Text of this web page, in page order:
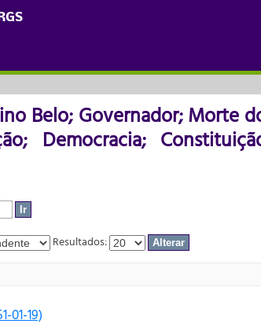
Belo; Governador;
estadual"
Belo; Governador; Morte
Democracia;
Resultados:
01-19)